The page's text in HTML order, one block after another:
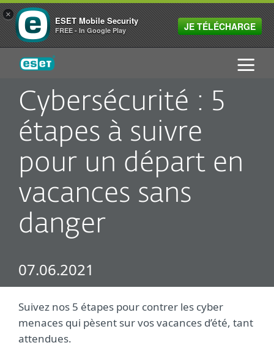
Cybersécurité : 5
étapes à suivre
pour un départ en
vacances sans
danger
07.06.2021
Suivez nos 5 étapes pour contrer les cyber
menaces qui pèsent sur vos vacances d’été, tant
attendues.
ESET
×
ESET Mobile Security
FREE - In Google Play JE TÉLÉCHARGE